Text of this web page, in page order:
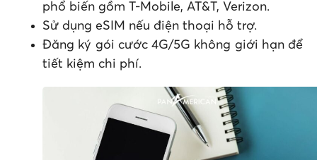
phổ biến gồm T-Mobile, AT&T, Verizon.
Sử dụng eSIM nếu điện thoại hỗ trợ.
Đăng ký gói cước 4G/5G không giới hạn để
tiết kiệm chi phí.